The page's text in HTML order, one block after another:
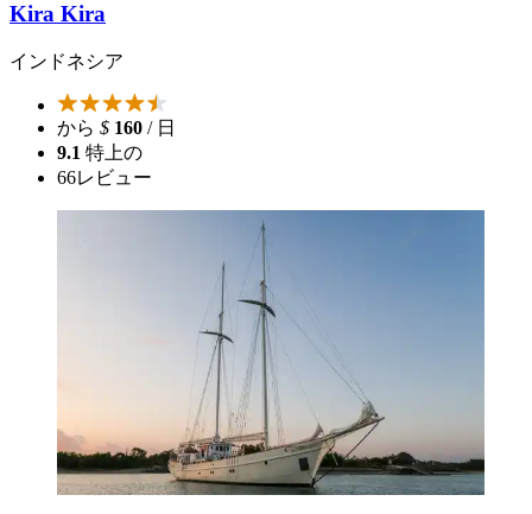
Kira Kira
インドネシア
から $ 160 / 日
9.1 特上の
66レビュー